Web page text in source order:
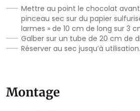
Mettre au point le chocolat avant
pinceau sec sur du papier
larmes » de 10 cm de long sur 3
Galber sur un tube de 20 cm de
Réserver au sec jusqu’à utilisation.
Montage